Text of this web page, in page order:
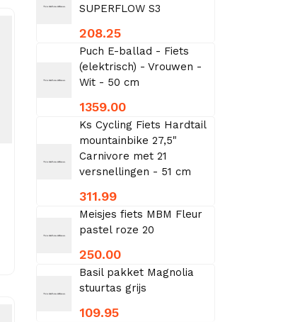
SUPERFLOW S3
208.25
Puch E-ballad - Fiets
(elektrisch) - Vrouwen -
Wit - 50 cm
1359.00
Ks Cycling Fiets Hardtail
mountainbike 27,5"
Carnivore met 21
versnellingen - 51 cm
311.99
Meisjes fiets MBM Fleur
pastel roze 20
250.00
Basil pakket Magnolia
stuurtas grijs
109.95